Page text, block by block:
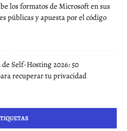
los formatos de Microsoft en sus
públicas y apuesta por el código
Self-Hosting 2026: 50
recuperar tu privacidad